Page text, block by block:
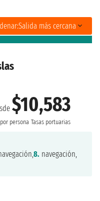
Salida más cercana
$10,583
persona Tasas portuarias
8. navegación,